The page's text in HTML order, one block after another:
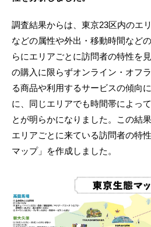
調査結果からは、東京23区内のエ
などの属性や外出・移動時間など
らにエリアごとに訪問者の特性を
の購入に限らずオンライン・オフ
る商品や利用するサービスの傾向
に、同じエリアでも時間帯によっ
とが明らかになりました。この結
エリアごとに来ている訪問者の特
マップ」を作成しました。